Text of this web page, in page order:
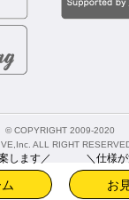
します／ ＼仕様
お
© COPYRIGHT 2009-2020
ALL RIGHT